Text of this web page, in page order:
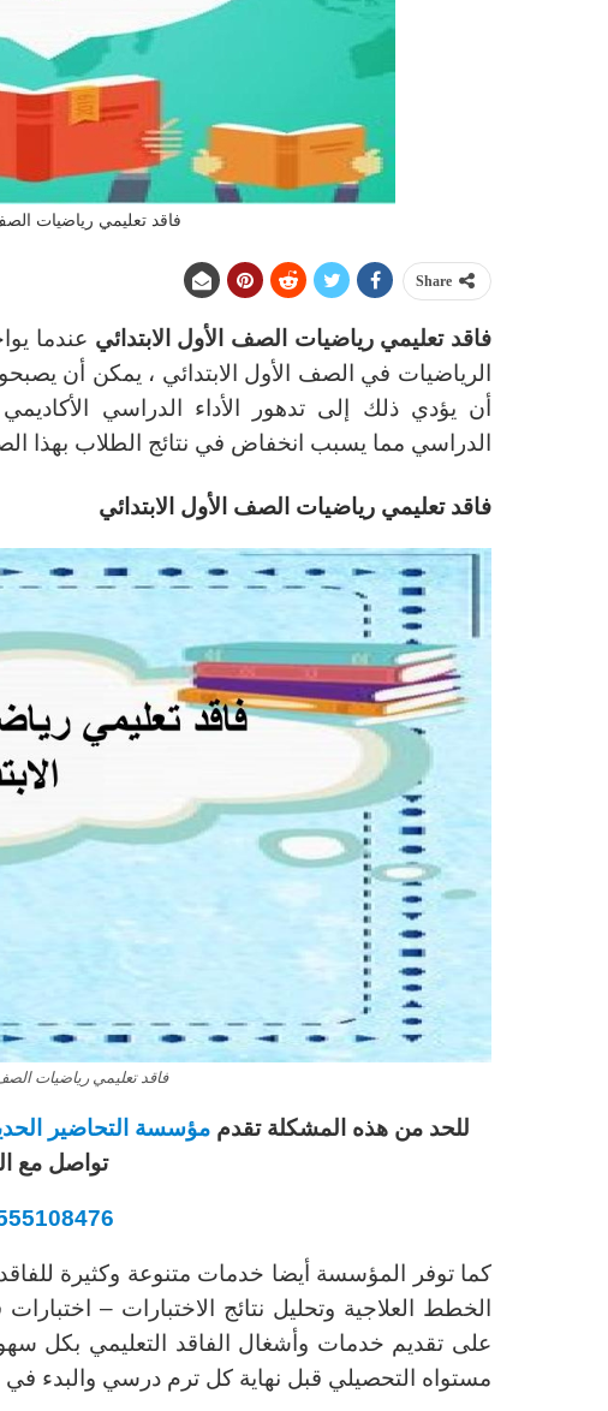
فاقد تعليمي رياضيات الصف
Share
فاقد تعليمي رياضيات الصف الأول الابتدائي عندما
الرياضيات في الصف الأول الابتدائي ، يمكن أن
أن يؤدي ذلك إلى تدهور الأداء الدراسي
الدراسي مما يسبب انخفاض في نتائج الطلاب بهذا
فاقد تعليمي رياضيات الصف الأول الابتدائي
فاقد تعليمي رياضيات الصف
للحد من هذه المشكلة تقدم مؤسسة التحاضير
تواصل مع
كما توفر المؤسسة أيضا خدمات متنوعة وكثيرة
الخطط العلاجية وتحليل نتائج الاختبارات –
على تقديم خدمات وأشغال الفاقد التعليمي بكل
مستواه التحصيلي قبل نهاية كل ترم درسي والبدء